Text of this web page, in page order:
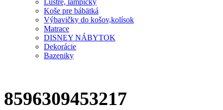
Lustre, lampičky
Koše pre bábätká
Výbavičky do košov,kolísok
Matrace
DISNEY NÁBYTOK
Dekorácie
Bazeniky
8596309453217